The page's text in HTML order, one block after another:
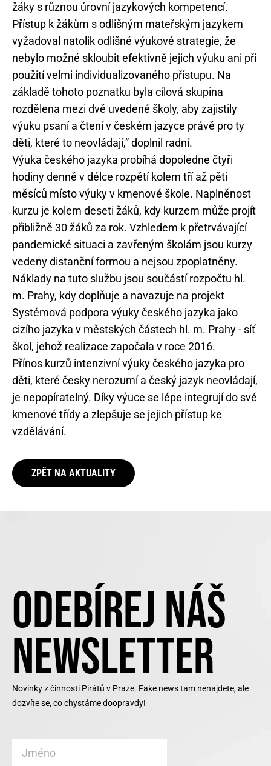
žáky s různou úrovní jazykových kompetencí.
Přístup k žákům s odlišným mateřským jazykem
vyžadoval natolik odlišné výukové strategie, že
nebylo možné skloubit efektivně jejich výuku ani při
použití velmi individualizovaného přístupu. Na
základě tohoto poznatku byla cílová skupina
rozdělena mezi dvě uvedené školy, aby zajistily
výuku psaní a čtení v českém jazyce právě pro ty
děti, které to neovládají,” doplnil radní.
Výuka českého jazyka probíhá dopoledne čtyři
hodiny denně v délce rozpětí kolem tří až pěti
měsíců místo výuky v kmenové škole. Naplněnost
kurzu je kolem deseti žáků, kdy kurzem může projít
přibližně 30 žáků za rok. Vzhledem k přetrvávající
pandemické situaci a zavřeným školám jsou kurzy
vedeny distanční formou a nejsou zpoplatněny.
Náklady na tuto službu jsou součástí rozpočtu hl.
m. Prahy, kdy doplňuje a navazuje na projekt
Systémová podpora výuky českého jazyka jako
cizího jazyka v městských částech hl. m. Prahy - síť
škol, jehož realizace započala v roce 2016.
Přínos kurzů intenzivní výuky českého jazyka pro
děti, které česky nerozumí a český jazyk neovládají,
je nepopíratelný. Díky výuce se lépe integrují do své
kmenové třídy a zlepšuje se jejich přístup ke
vzdělávání.
ZPĚT NA AKTUALITY
ODEBÍREJ NÁŠ
NEWSLETTER
Novinky z činnosti Pirátů v Praze. Fake news tam nenajdete, ale
dozvíte se, co chystáme doopravdy!